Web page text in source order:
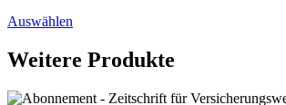
Auswählen
Weitere Produkte